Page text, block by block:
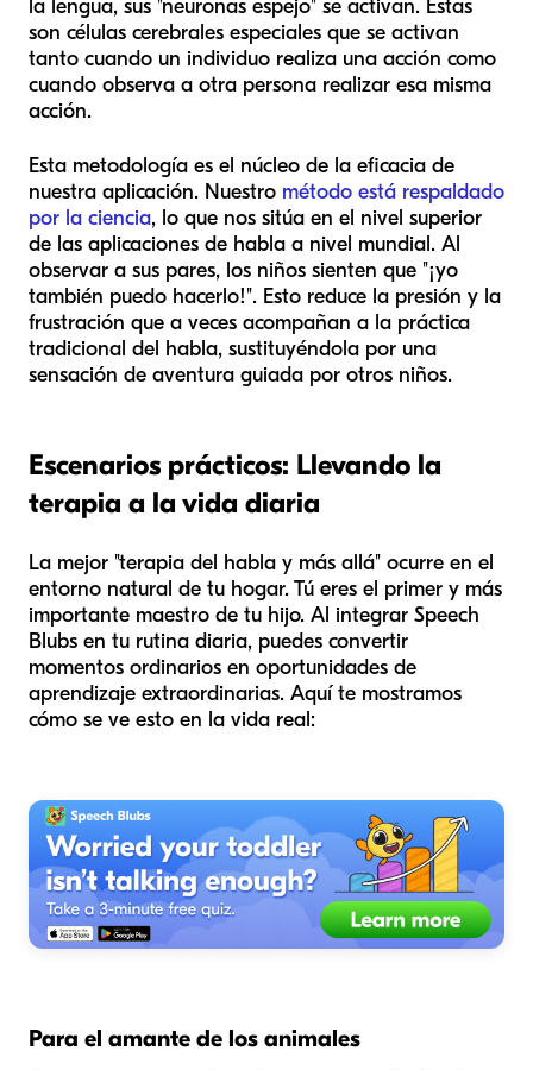
la lengua, sus "neuronas espejo" se activan. Estas
son células cerebrales especiales que se activan
tanto cuando un individuo realiza una acción como
cuando observa a otra persona realizar esa misma
acción.
Esta metodología es el núcleo de la eficacia de
nuestra aplicación. Nuestro método está respaldado
por la ciencia, lo que nos sitúa en el nivel superior
de las aplicaciones de habla a nivel mundial. Al
observar a sus pares, los niños sienten que "¡yo
también puedo hacerlo!". Esto reduce la presión y la
frustración que a veces acompañan a la práctica
tradicional del habla, sustituyéndola por una
sensación de aventura guiada por otros niños.
Escenarios prácticos: Llevando la
terapia a la vida diaria
La mejor "terapia del habla y más allá" ocurre en el
entorno natural de tu hogar. Tú eres el primer y más
importante maestro de tu hijo. Al integrar Speech
Blubs en tu rutina diaria, puedes convertir
momentos ordinarios en oportunidades de
aprendizaje extraordinarias. Aquí te mostramos
cómo se ve esto en la vida real:
Para el amante de los animales